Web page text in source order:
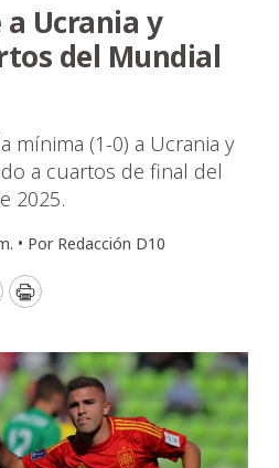
a Ucrania y
del Mundial
mínima (1-0) a Ucrania y
a cuartos de final del
2025.
• Por Redacción D10
Print